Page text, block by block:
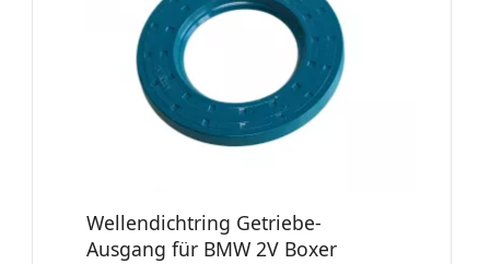
Wellendichtring Getriebe-
Ausgang für BMW 2V Boxer